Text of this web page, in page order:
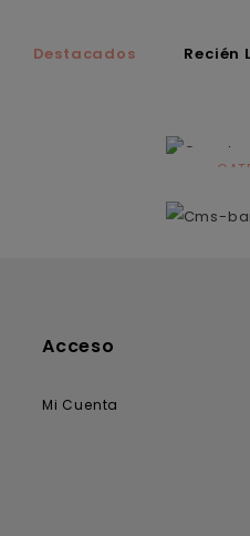
Destacados Recién
Acceso
Mi Cuenta